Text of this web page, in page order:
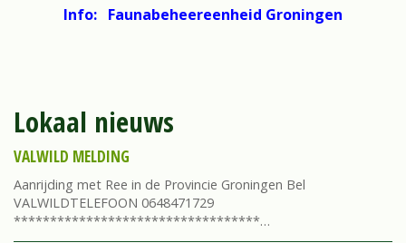
Info: Faunabeheereenheid Groningen
Lokaal nieuws
VALWILD MELDING
Aanrijding met Ree in de Provincie Groningen Bel
VALWILDTELEFOON 0648471729
**********************************…